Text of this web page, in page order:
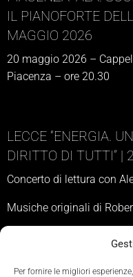
Per fornire le migliori
IL PIANOFORTE
MAGGIO 2026
20 maggio 2026 –
Piacenza – ore 20.30
LECCE “ENERGIA.
DIRITTO DI TUTTI” |
Concerto di lettura con
Musiche originali di
28 maggio 2026 – Per il